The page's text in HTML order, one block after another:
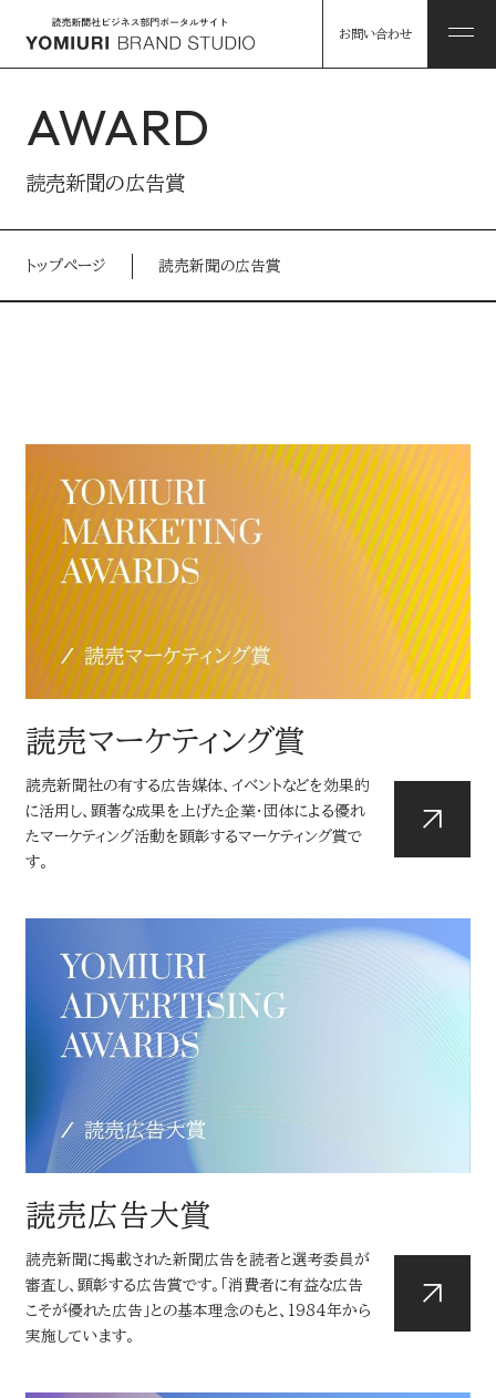
ABOUT
私たちについて トップ
HINTS
事例
LINEUP
企画・イベント
MEDIA
媒体・広告メニュー
新聞
デジタル
ターゲットメディア
デジタル広告配信
AWARD
読売新聞の広告賞 トップ
読売マーケティング賞
読売広告大賞
読売出版広告賞
読売・日テレ アドバタイザー・オブ・ザ・イヤー
CONTACT
お問い合わせ
DOWNLOADS
資料ダウンロード
NEWSLETTER
ニュースレター
English
お問い合わせ
AWARD
読売新聞の広告賞
トップページ 読売新聞の広告賞
読売マーケティング賞
読売新聞社の有する広告媒体、イベントなどを効果的
に活用し、顕著な成果を上げた企業・団体による優れ
たマーケティング活動を顕彰するマーケティング賞で
す。
読売広告大賞
読売新聞に掲載された新聞広告を読者と選考委員が
審査し、顕彰する広告賞です。「消費者に有益な広告
こそが優れた広告」との基本理念のもと、1984年から
実施しています。